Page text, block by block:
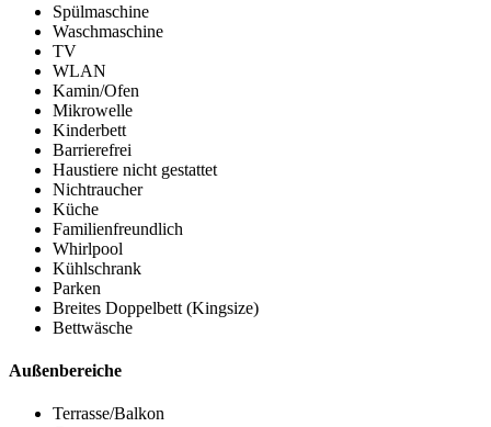
Spülmaschine
Waschmaschine
TV
WLAN
Kamin/Ofen
Mikrowelle
Kinderbett
Barrierefrei
Haustiere nicht gestattet
Nichtraucher
Küche
Familienfreundlich
Whirlpool
Kühlschrank
Parken
Breites Doppelbett (Kingsize)
Bettwäsche
Außenbereiche
Terrasse/Balkon